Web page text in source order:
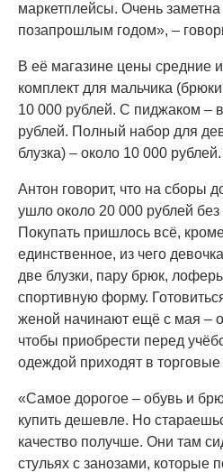
маркетплейсы. Очень
позапрошлым годом», –
В её магазине цены средние
комплект для мальчика
10 000 рублей. С пиджаком –
рублей. Полный набор для
блузка) – около 10 000 рублей.
Антон говорит, что на сборы
ушло около 20 000 рублей
Покупать пришлось всё,
единственное, из чего
две блузки, пару брюк,
спортивную форму.
женой начинают ещё с мая –
чтобы приобрести перед
одеждой приходят в
«Самое дорогое – обувь и
купить дешевле. Но
качество получше. Они там
стульях с занозами, которые